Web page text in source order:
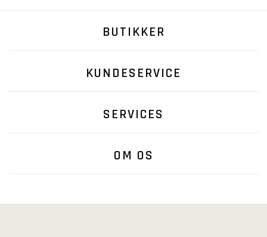
BUTIKKER
KUNDESERVICE
SERVICES
OM OS